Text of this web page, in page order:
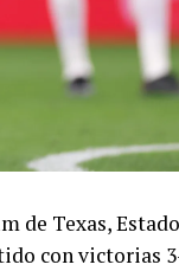
de Texas,
con victorias